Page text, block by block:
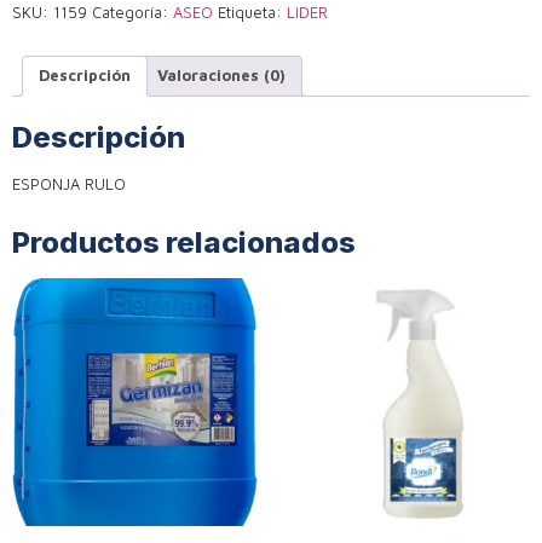
SKU: 1159 Categoría: ASEO Etiqueta: LIDER
Descripción Valoraciones (0)
Descripción
ESPONJA RULO
Productos relacionados